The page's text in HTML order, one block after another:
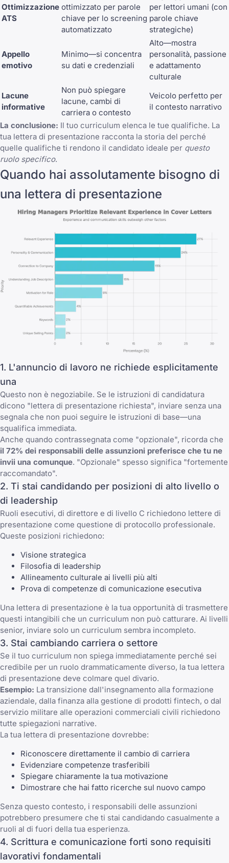
Ottimizzazione
ATS
ottimizzato per parole
chiave per lo screening
automatizzato
per lettori umani (con
parole chiave
strategiche)
Appello
emotivo
Minimo—si concentra
su dati e credenziali
Alto—mostra
personalità, passione
e adattamento
culturale
Lacune
informative
Non può spiegare
lacune, cambi di
carriera o contesto
Veicolo perfetto per
il contesto narrativo
La conclusione: Il tuo curriculum elenca le tue qualifiche. La
tua lettera di presentazione racconta la storia del perché
quelle qualifiche ti rendono il candidato ideale per questo
ruolo specifico.
Quando hai assolutamente bisogno di
una lettera di presentazione
1. L'annuncio di lavoro ne richiede esplicitamente
una
Questo non è negoziabile. Se le istruzioni di candidatura
dicono "lettera di presentazione richiesta", inviare senza una
segnala che non puoi seguire le istruzioni di base—una
squalifica immediata.
Anche quando contrassegnata come "opzionale", ricorda che
il 72% dei responsabili delle assunzioni preferisce che tu ne
invii una comunque. "Opzionale" spesso significa "fortemente
raccomandato".
2. Ti stai candidando per posizioni di alto livello o
di leadership
Ruoli esecutivi, di direttore e di livello C richiedono lettere di
presentazione come questione di protocollo professionale.
Queste posizioni richiedono:
Visione strategica
Filosofia di leadership
Allineamento culturale ai livelli più alti
Prova di competenze di comunicazione esecutiva
Una lettera di presentazione è la tua opportunità di trasmettere
questi intangibili che un curriculum non può catturare. Ai livelli
senior, inviare solo un curriculum sembra incompleto.
3. Stai cambiando carriera o settore
Se il tuo curriculum non spiega immediatamente perché sei
credibile per un ruolo drammaticamente diverso, la tua lettera
di presentazione deve colmare quel divario.
Esempio: La transizione dall'insegnamento alla formazione
aziendale, dalla finanza alla gestione di prodotti fintech, o dal
servizio militare alle operazioni commerciali civili richiedono
tutte spiegazioni narrative.
La tua lettera di presentazione dovrebbe:
Riconoscere direttamente il cambio di carriera
Evidenziare competenze trasferibili
Spiegare chiaramente la tua motivazione
Dimostrare che hai fatto ricerche sul nuovo campo
Senza questo contesto, i responsabili delle assunzioni
potrebbero presumere che ti stai candidando casualmente a
ruoli al di fuori della tua esperienza.
4. Scrittura e comunicazione forti sono requisiti
lavorativi fondamentali